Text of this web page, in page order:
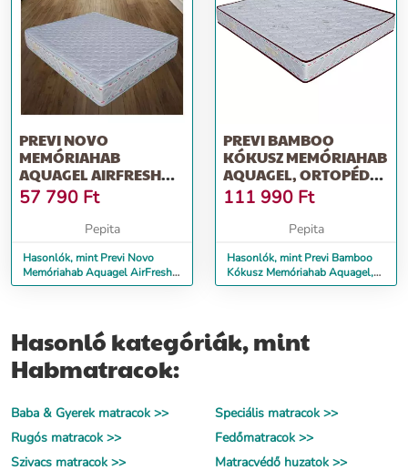
PREVI NOVO
MEMÓRIAHAB
AQUAGEL AIRFRESH
14+5 MATRAC, 90 X 200
CM
57 790 Ft
Pepita
Hasonlók, mint Previ Novo
Memóriahab Aquagel AirFresh
14+5 matrac, 90 x 200 cm
PREVI BAMBOO
KÓKUSZ MEMÓRIAHAB
AQUAGEL, ORTOPÉD
MATRAC, 160 X 200 CM
111 990 Ft
Pepita
Hasonlók, mint Previ Bamboo
Kókusz Memóriahab Aquagel,
ortopéd matrac, 160 x 200 cm
Hasonló kategóriák, mint
Habmatracok:
Baba & Gyerek matracok >>
Speciális matracok >>
Rugós matracok >>
Fedőmatracok >>
Szivacs matracok >>
Matracvédő huzatok >>